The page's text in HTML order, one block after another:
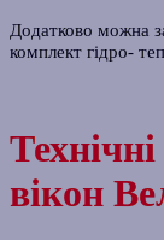
Додатково можна
комплект гідро-
вікон